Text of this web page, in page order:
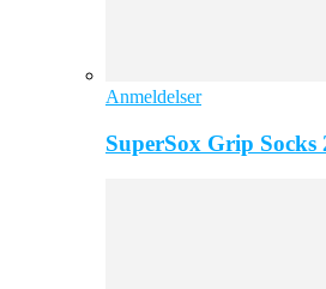
Anmeldelser
SuperSox Grip Socks